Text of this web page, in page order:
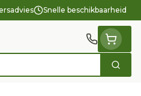
Snelle beschikbaarheid
Zoek